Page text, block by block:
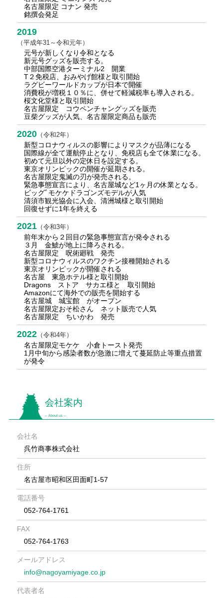
名古屋限定 コナン 発売
銘撰会発足
2019
（平成年31～令和元年）
元号が新しくなり令和となる
新元号グッズを販売する。
中部国際空港ターミナル2 開業
T２免税店、おみやげ館様と取引開始
ラグビーワールドカップが日本で開催
消費税が増税１０％に、併せて軽減税率も導入される。
桜文化堂様と取引開始
名古屋限定 コウペンチャングッズを販売
豆柴グッズが人気、名古屋限定商品も販売
2020（令和2年）
新型コロナウィルスの影響によりマスクが品薄になる
国際線が全て運航停止となり、免税店も全て休業になる。
初めて元旦以外の定休日を設定する。
東京オリンピックの開催が延期される。
名古屋限定鬼滅の刃が発売される。
緊急事態宣言により、名古屋城など1ヶ月の休業となる。
ビッグﾞモケケドラゴンズモデルが人気
清須市観光協会に入会、清洲城様と取引開始
回復せずに1年を終える
2021（令和3年）
前年末から２回目の緊急事態宣言が発令される
３月 金鯱が地上に降ろされる。
名古屋限定 呪術廻戦 発売
新型コロナウィルスのワクチン接種開始される
東京オリンピックが開催される
名古屋 東急ホテル様と取引開始
Dragons ストア サカエ様と 取引開始
Amazonにて海外での販売を開始する
名古屋城 城宝館 がオープン
名古屋限定おそ松さん ネット販売で人気
名古屋限定 ちいかわ 発売
2022（令和4年）
名古屋限定モケケ 小倉トースト発売
1月中旬から感染者数が急激に増えて蔓延防止等重点措置
が発令
会社案内
─ About us ─
会社名
呉竹商事株式会社
住所
名古屋市昭和区田面町1-57
電話番号
052-764-1761
FAX
052-764-1763
メールアドレス
info@nagoyamiyage.co.jp
代表者名